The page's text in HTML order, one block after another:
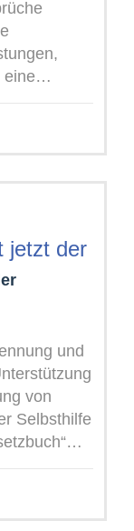
eine
soll.
jedoch
und
von
Selbsthilfe